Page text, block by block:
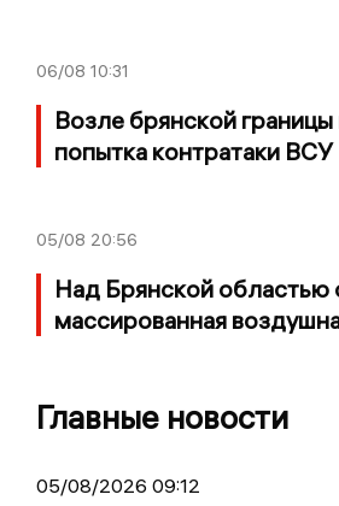
06/08 10:31
Возле брянской
попытка контратаки ВСУ
05/08 20:56
Над Брянской областью
массированная
Главные новости
05/08/2026 09:12